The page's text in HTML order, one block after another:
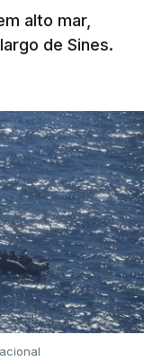
alto mar,
de Sines.